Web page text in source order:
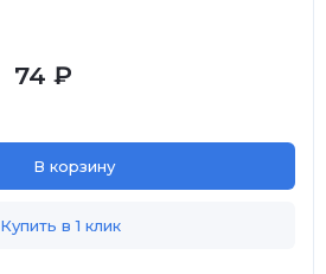
74 ₽
В корзину
Купить в 1 клик